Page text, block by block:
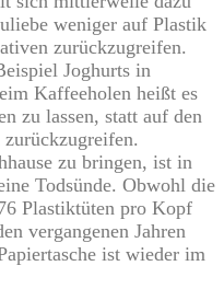
weniger auf Plastik
zurückzugreifen.
Joghurts in
Kaffeeholen heißt es
zu lassen, statt auf den
zu bringen, ist in
Todsünde. Obwohl die
Plastiktüten pro Kopf
vergangenen Jahren
ist wieder im